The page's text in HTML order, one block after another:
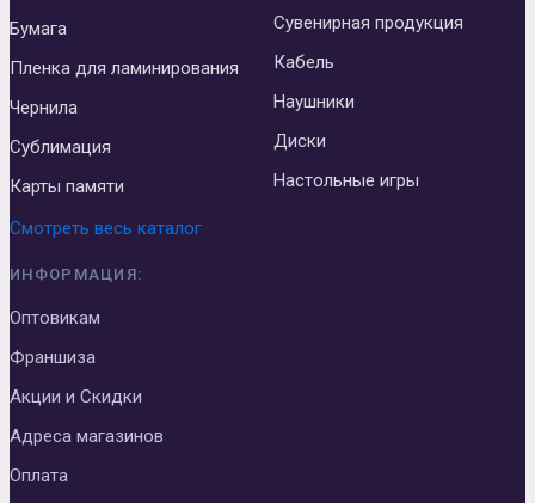
Бумага
Пленка для ламинирования
Чернила
Сублимация
Карты памяти
Сувенирная продукция
Кабель
Наушники
Диски
Настольные игры
Смотреть весь каталог
ИНФОРМАЦИЯ:
Оптовикам
Франшиза
Акции и Скидки
Адреса магазинов
Оплата